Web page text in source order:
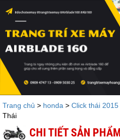
Trang chủ > honda > Click thái 2015
Thái
CHI TIẾT SẢN PHẨM